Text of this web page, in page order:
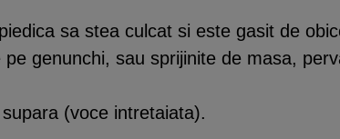
sa stea culcat si este gasit de
genunchi, sau sprijinite de masa,
(voce intretaiata).